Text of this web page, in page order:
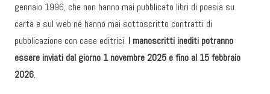
gennaio 1996, che non hanno mai pubblicato libri di poesia su
carta e sul web né hanno mai sottoscritto contratti di
pubblicazione con case editrici. I manoscritti inediti potranno
essere inviati dal giorno 1 novembre 2025 e fino al 15 febbraio
2026.